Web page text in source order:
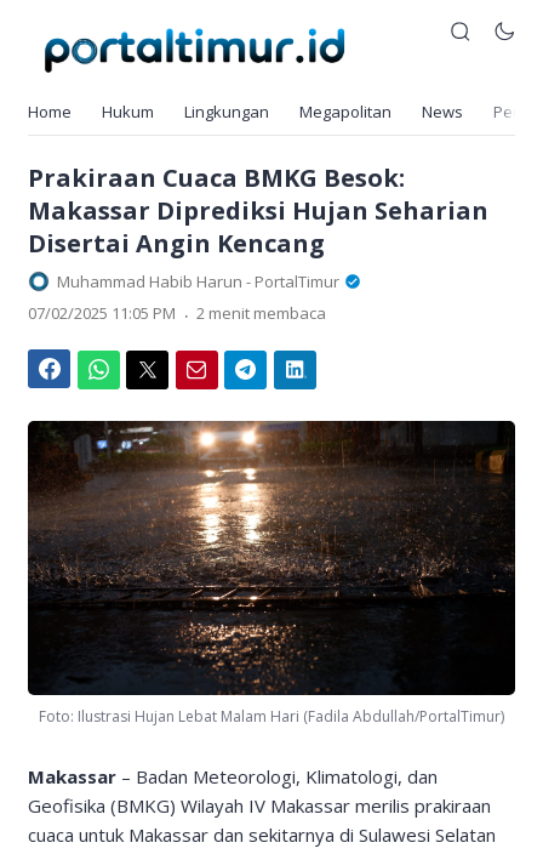
Home Hukum Lingkungan Megapolitan News
Prakiraan Cuaca BMKG Besok:
Makassar Diprediksi Hujan Seharian
Disertai Angin Kencang
Muhammad Habib Harun - PortalTimur
07/02/2025 11:05 PM . 2 menit membaca
Foto: Ilustrasi Hujan Lebat Malam Hari (Fadila Abdullah/PortalTimur)
Makassar – Badan Meteorologi, Klimatologi, dan
Geofisika (BMKG) Wilayah IV Makassar merilis prakiraan
cuaca untuk Makassar dan sekitarnya di Sulawesi Selatan